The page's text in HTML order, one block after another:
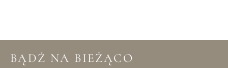
BĄDŹ NA BIEŻĄCO